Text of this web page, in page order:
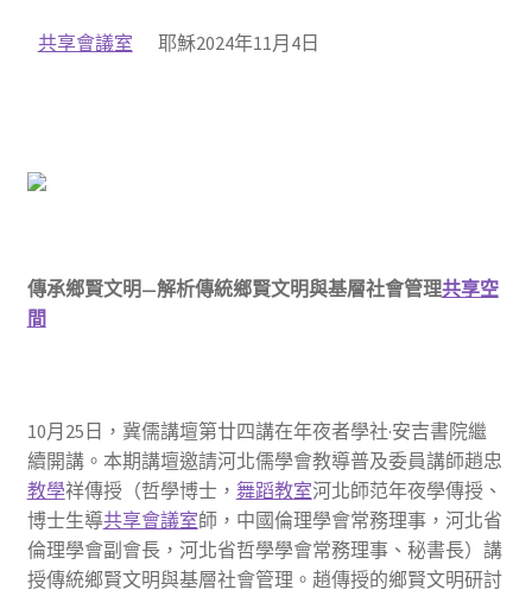
共享會議室 耶穌2024年11月4日
傳承鄉賢文明—解析傳統鄉賢文明與基層社會管理共享空
間
10月25日，冀儒講壇第廿四講在年夜者學社·安吉書院繼
續開講。本期講壇邀請河北儒學會教導普及委員講師趙忠
教學祥傳授（哲學博士， 舞蹈教室河北師范年夜學傳授、
博士生導共享會議室師，中國倫理學會常務理事，河北省
倫理學會副會長，河北省哲學學會常務理事、秘書長）講
授傳統鄉賢文明與基層社會管理。趙傳授的鄉賢文明研討